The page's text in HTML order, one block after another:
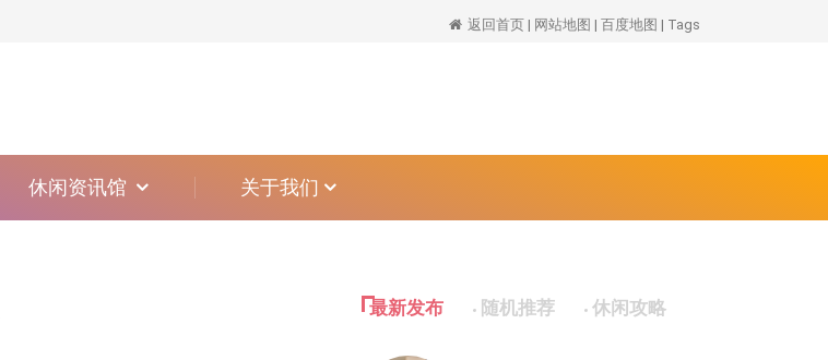
返回首页 | 网站地图 | 百度地图 | Tags
休闲资讯馆 关于我们
最新发布 随机推荐 休闲攻略